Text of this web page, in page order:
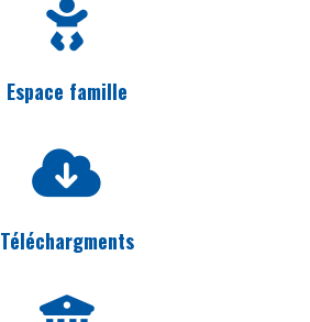
Espace famille
Téléchargments